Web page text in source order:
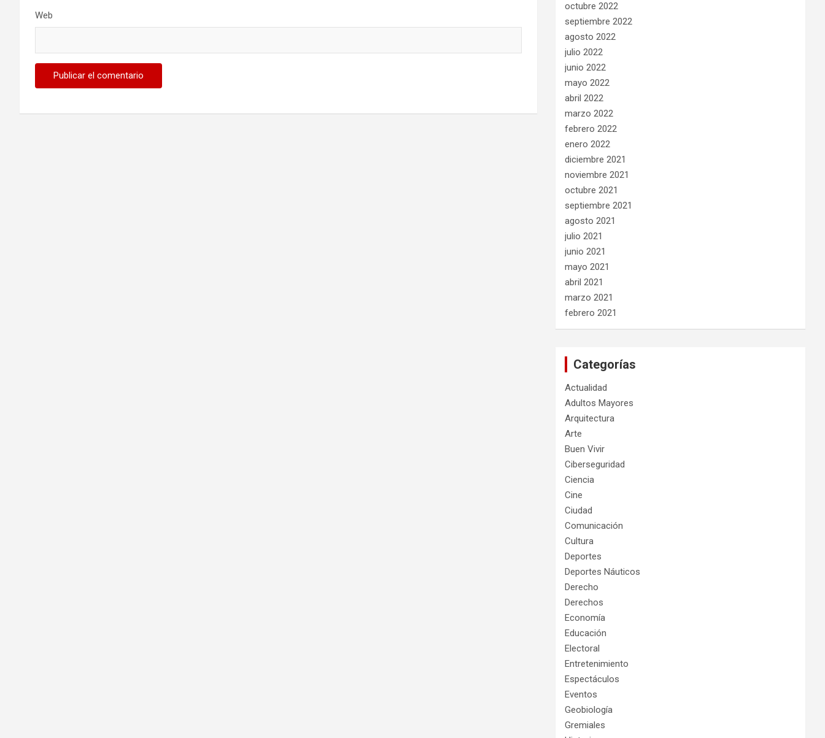
Web
octubre 2022
septiembre 2022
agosto 2022
julio 2022
junio 2022
mayo 2022
abril 2022
marzo 2022
febrero 2022
enero 2022
diciembre 2021
noviembre 2021
octubre 2021
septiembre 2021
agosto 2021
julio 2021
junio 2021
mayo 2021
abril 2021
marzo 2021
febrero 2021
Categorías
Actualidad
Adultos Mayores
Arquitectura
Arte
Buen Vivir
Ciberseguridad
Ciencia
Cine
Ciudad
Comunicación
Cultura
Deportes
Deportes Náuticos
Derecho
Derechos
Economía
Educación
Electoral
Entretenimiento
Espectáculos
Eventos
Geobiología
Gremiales